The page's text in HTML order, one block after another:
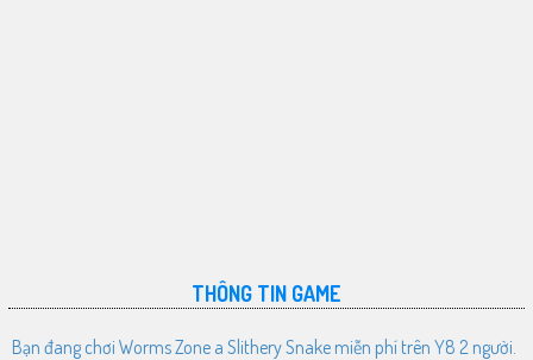
THÔNG TIN GAME
Bạn đang chơi Worms Zone a Slithery Snake miễn phí trên Y8 2 người.